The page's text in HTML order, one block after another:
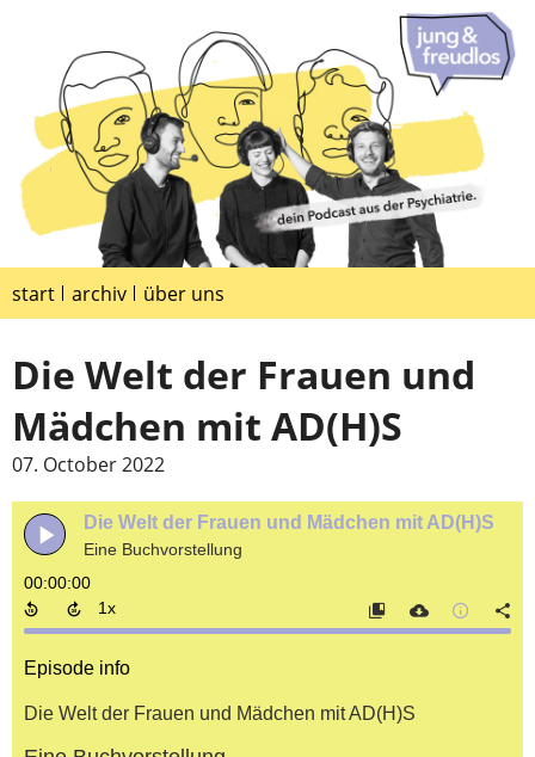
start archiv über uns
Die Welt der Frauen und
Mädchen mit AD(H)S
07. October 2022
Die Welt der Frauen und Mädchen mit AD(H)S
Eine Buchvorstellung
00:00:00
Episode info
Die Welt der Frauen und Mädchen mit AD(H)S